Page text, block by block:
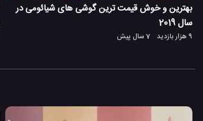
بهترین و خوش قیمت ترین گوشی های شیائومی در
سال 2019
9 هزار بازدید 7 سال پیش